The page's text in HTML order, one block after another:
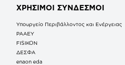
ΧΡΗΣΙΜΟΙ ΣΥΝΔΕΣΜΟΙ
Υπουργείο Περιβάλλοντος και Ενέργειας
ΡΑΑΕΥ
FISIKON
ΔΕΣΦΑ
enaon eda